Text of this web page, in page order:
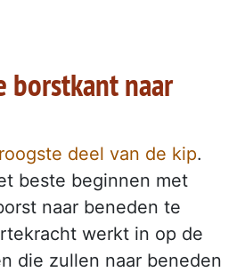
borstkant naar
deel van de kip.
beste beginnen met
naar beneden te
werkt in op de
die zullen naar beneden